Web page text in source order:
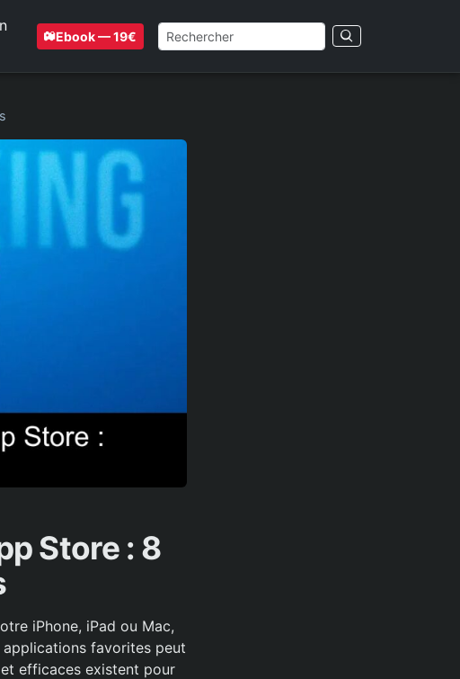
Ebook — 19€
Store : 8
iPhone, iPad ou Mac,
applications favorites peut
efficaces existent pour